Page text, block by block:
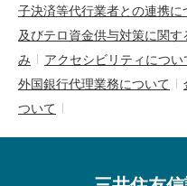
子決済等代行業者との連携に
及びテロ資金供与対策に関
み
アクセシビリティについ
外国銀行代理業務について
ついて